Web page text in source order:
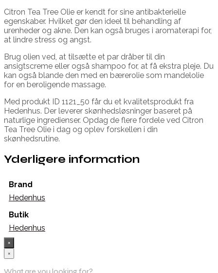
Citron Tea Tree Olie er kendt for sine antibakterielle
egenskaber. Hvilket gør den ideel til behandling af
urenheder og akne. Den kan også bruges i aromaterapi for,
at lindre stress og angst.
Brug olien ved, at tilsætte et par dråber til din
ansigtscreme eller også shampoo for, at få ekstra pleje. Du
kan også blande den med en bærerolie som mandelolie
for en beroligende massage.
Med produkt ID 1121_50 får du et kvalitetsprodukt fra
Hedenhus. Der leverer skønhedsløsninger baseret på
naturlige ingredienser. Opdag de flere fordele ved Citron
Tea Tree Olie i dag og oplev forskellen i din
skønhedsrutine.
Yderligere information
Brand
Hedenhus
Butik
Hedenhus
×
×